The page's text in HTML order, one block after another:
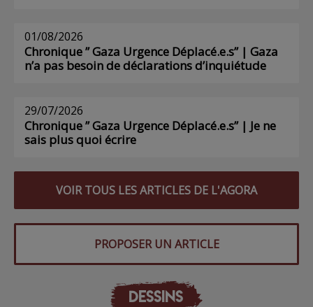
01/08/2026
Chronique ” Gaza Urgence Déplacé.e.s” | Gaza
n’a pas besoin de déclarations d’inquiétude
29/07/2026
Chronique ” Gaza Urgence Déplacé.e.s” | Je ne
sais plus quoi écrire
VOIR TOUS LES ARTICLES DE L'AGORA
PROPOSER UN ARTICLE
DESSINS